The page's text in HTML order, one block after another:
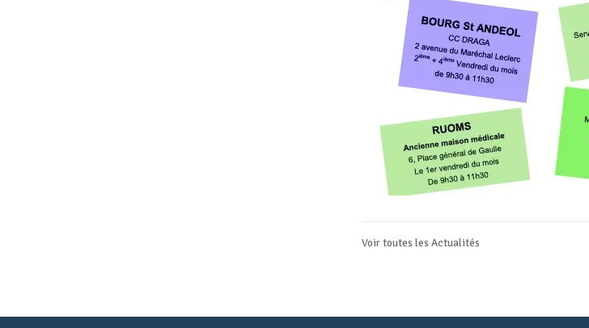
Voir toutes les Actualités